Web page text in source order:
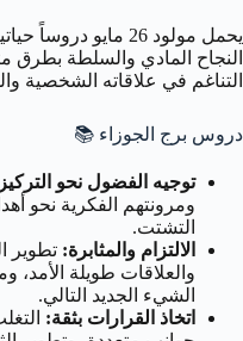
يحمل مولود 26 مايو
النجاح المادي والسلطة بطرق
التناغم في علاقاته الشخصية
دروس برج الجوزاء 📚
توجيه الفضول نحو
ومرونتهم الفكرية نحو
التشتت.
الالتزام والمثابرة: تطوير
والعلاقات طويلة الأمد،
الشيء الجديد التالي.
اتخاذ القرارات بثقة: